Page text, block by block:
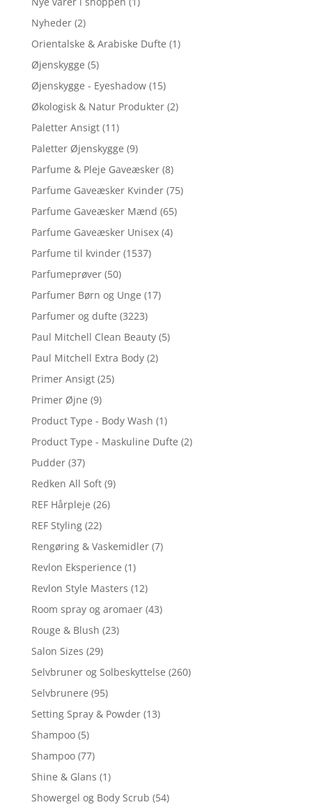
Nyheder (2)
Orientalske & Arabiske Dufte (1)
Øjenskygge (5)
Øjenskygge - Eyeshadow (15)
Økologisk & Natur Produkter (2)
Paletter Ansigt (11)
Paletter Øjenskygge (9)
Parfume & Pleje Gaveæsker (8)
Parfume Gaveæsker Kvinder (75)
Parfume Gaveæsker Mænd (65)
Parfume Gaveæsker Unisex (4)
Parfume til kvinder (1537)
Parfumeprøver (50)
Parfumer Børn og Unge (17)
Parfumer og dufte (3223)
Paul Mitchell Clean Beauty (5)
Paul Mitchell Extra Body (2)
Primer Ansigt (25)
Primer Øjne (9)
Product Type - Body Wash (1)
Product Type - Maskuline Dufte (2)
Pudder (37)
Redken All Soft (9)
REF Hårpleje (26)
REF Styling (22)
Rengøring & Vaskemidler (7)
Revlon Eksperience (1)
Revlon Style Masters (12)
Room spray og aromaer (43)
Rouge & Blush (23)
Salon Sizes (29)
Selvbruner og Solbeskyttelse (260)
Selvbrunere (95)
Setting Spray & Powder (13)
Shampoo (5)
Shampoo (77)
Shine & Glans (1)
Showergel og Body Scrub (54)